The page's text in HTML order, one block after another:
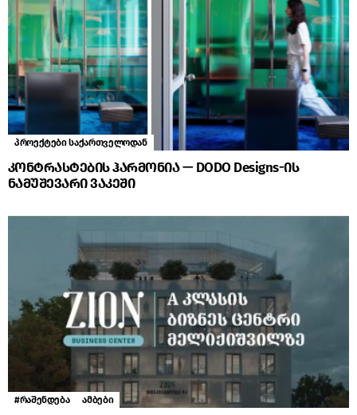
პროექტები საქართველოდან
კონტრასტების ჰარმონია — DODO Designs-ის
ნამუშევარი ვაკეში
#რაშენდება ამბები